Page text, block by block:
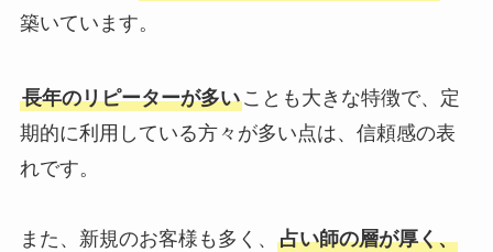
築いています。
長年のリピーターが多いことも大きな特徴で、定
期的に利用している方々が多い点は、信頼感の表
れです。
また、新規のお客様も多く、 占い師の層が厚く、